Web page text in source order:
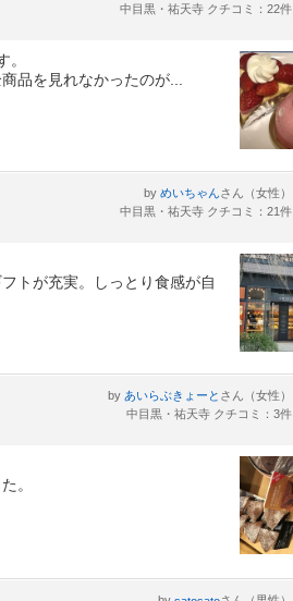
中目黒・祐天寺 クチコミ：22件
品を見れなかったのが
by めいちゃんさん（女性）
中目黒・祐天寺 クチコミ：21件
トが充実。しっとり食感が自
by あいらぶきょーと さん（女性）
中目黒・祐天寺 クチコミ：3件
。